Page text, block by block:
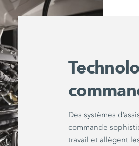
Des systèmes
commande
travail et allègent